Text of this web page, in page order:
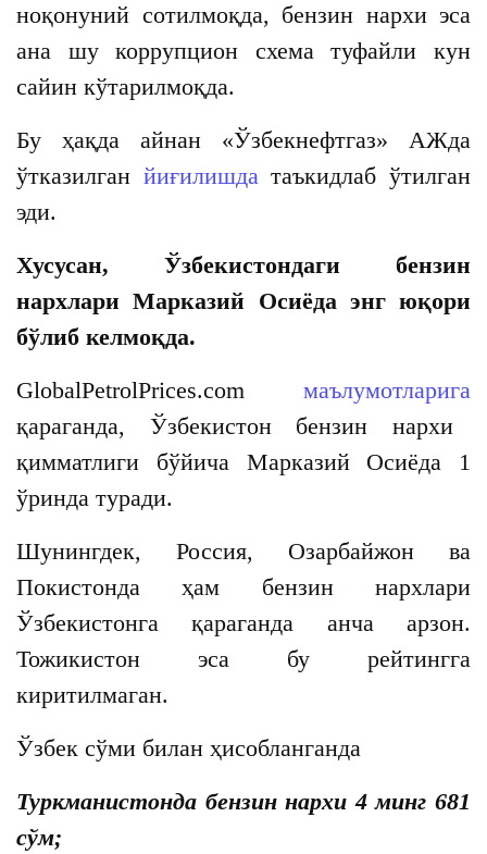
ноқонуний сотилмоқда, бензин нархи эса
ана шу коррупцион схема туфайли кун
сайин кўтарилмоқда.
Бу ҳақда айнан «Ўзбекнефтгаз» АЖда
ўтказилган йиғилишдатаъкидлаб ўтилган
эди.
Хусусан, Ўзбекистондаги бензин
нархлари Марказий Осиёда энг юқори
бўлиб келмоқда.
GlobalPetrolPrices.com маълумотларига
қараганда, Ўзбекистон бензин нархи
қимматлиги бўйича Марказий Осиёда 1
ўринда туради.
Шунингдек, Россия, Озарбайжон ва
Покистонда ҳам бензин нархлари
Ўзбекистонга қараганда анча арзон.
Тожикистон эса бу рейтингга
киритилмаган.
Ўзбек сўми билан ҳисобланганда
Туркманистонда бензин нархи 4 минг 681
сўм;